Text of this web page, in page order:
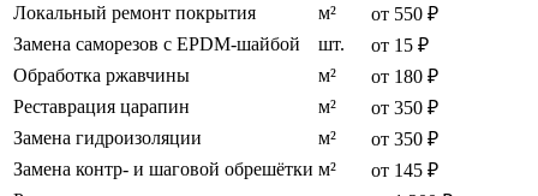
Локальный ремонт покрытия
м²
от 550 ₽
Замена саморезов с EPDM-шайбой
шт.
от 15 ₽
Обработка ржавчины
м²
от 180 ₽
Реставрация царапин
м²
от 350 ₽
Замена гидроизоляции
м²
от 350 ₽
Замена контр- и шаговой обрешётки м²
от 145 ₽